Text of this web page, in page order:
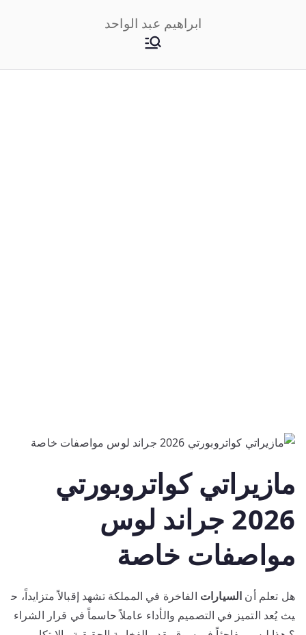
ابراهيم عبد الواحد
مازيراتي كواتروبورتي
2026 جراند لوس
مواصفات خاصة
هل تعلم أن السيارات الفاخرة في المملكة تشهد إقبالاً متزايداً، ح
يث يُعد التميز في التصميم والأداء عاملاً حاسماً في قرار الشراء